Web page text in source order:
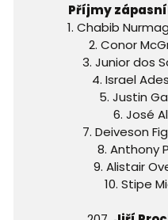
Příjmy
1. Chabib
2. Conor
3. Junior dos
4. Israel
5. Justin
6. José
7. Deiveson
8. Anthony
9. Alistair
10. Stipe